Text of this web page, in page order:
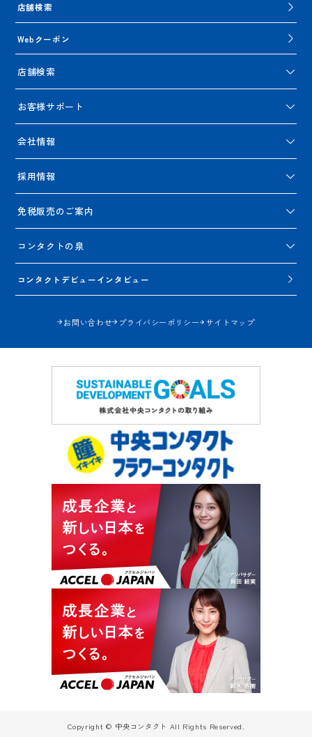
店舗検索
Webクーポン
店舗検索
お客様サポート
会社情報
採用情報
免税販売のご案内
コンタクトの泉
コンタクトデビューインタビュー
お問い合わせ プライバシーポリシー サイトマップ
Copyright © 中央コンタクト All Rights Reserved.